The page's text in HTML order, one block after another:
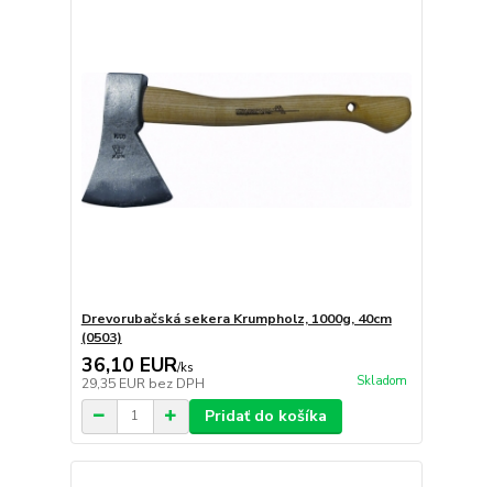
Drevorubačská sekera Krumpholz, 1000g, 40cm
(0503)
36,10 EUR/ks
29,35 EUR bez DPH Skladom
Pridať do košíka